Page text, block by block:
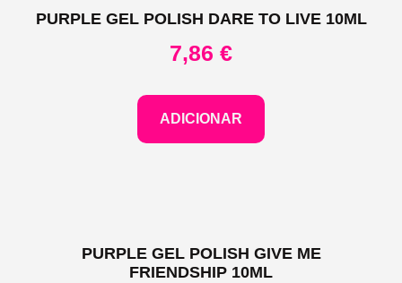
PURPLE GEL POLISH DARE TO LIVE 10ML
7,86 €
ADICIONAR
PURPLE GEL POLISH GIVE ME
FRIENDSHIP 10ML